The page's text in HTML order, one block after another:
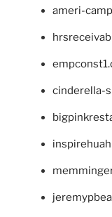
ameri-
cinderella-